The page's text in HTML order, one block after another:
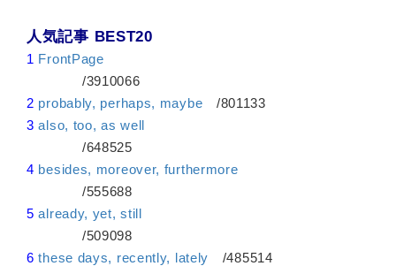
人気記事 BEST20
1 FrontPage
/3910066
2 probably, perhaps, maybe /801133
3 also, too, as well
/648525
4 besides, moreover, furthermore
/555688
5 already, yet, still
/509098
6 these days, recently, lately /485514